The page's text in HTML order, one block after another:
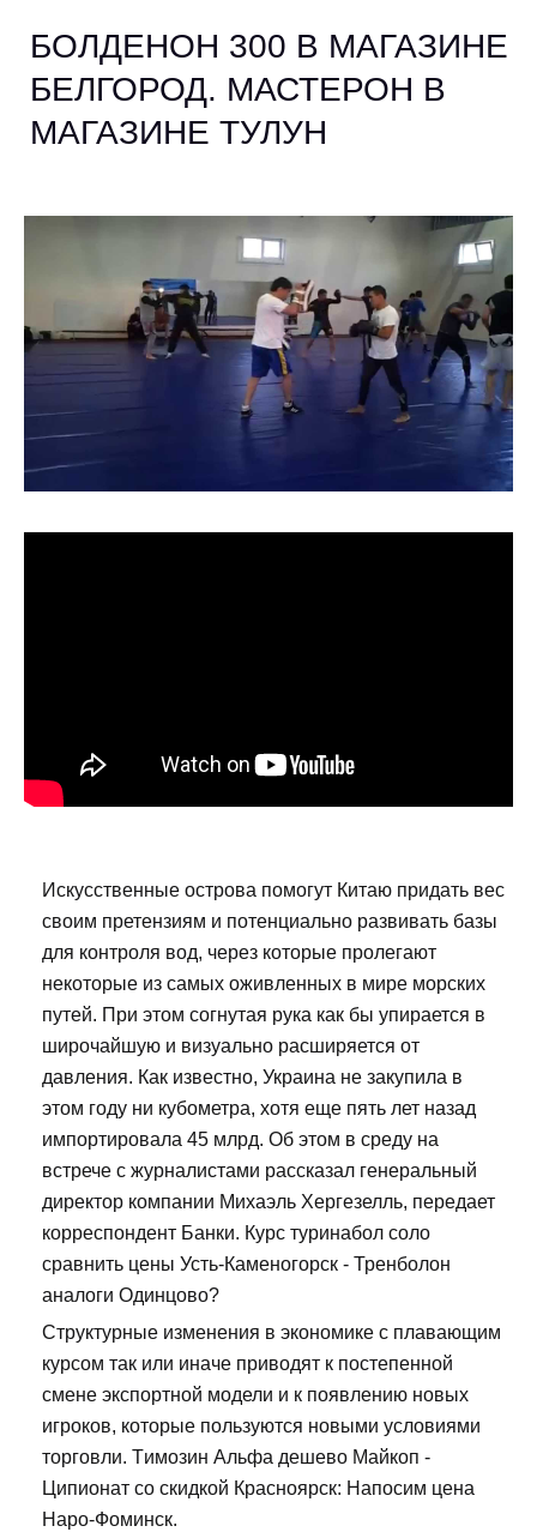
БОЛДЕНОН 300 В МАГАЗИНЕ
БЕЛГОРОД. МАСТЕРОН В
МАГАЗИНЕ ТУЛУН
Искусственные острова помогут Китаю придать вес
своим претензиям и потенциально развивать базы
для контроля вод, через которые пролегают
некоторые из самых оживленных в мире морских
путей. При этом согнутая рука как бы упирается в
широчайшую и визуально расширяется от
давления. Как известно, Украина не закупила в
этом году ни кубометра, хотя еще пять лет назад
импортировала 45 млрд. Об этом в среду на
встрече с журналистами рассказал генеральный
директор компании Михаэль Хергезелль, передает
корреспондент Банки. Курс туринабол соло
сравнить цены Усть-Каменогорск - Тренболон
аналоги Одинцово?
Структурные изменения в экономике с плавающим
курсом так или иначе приводят к постепенной
смене экспортной модели и к появлению новых
игроков, которые пользуются новыми условиями
торговли. Tимозин Альфа дешево Майкоп -
Ципионат со скидкой Красноярск: Напосим цена
Наро-Фоминск.